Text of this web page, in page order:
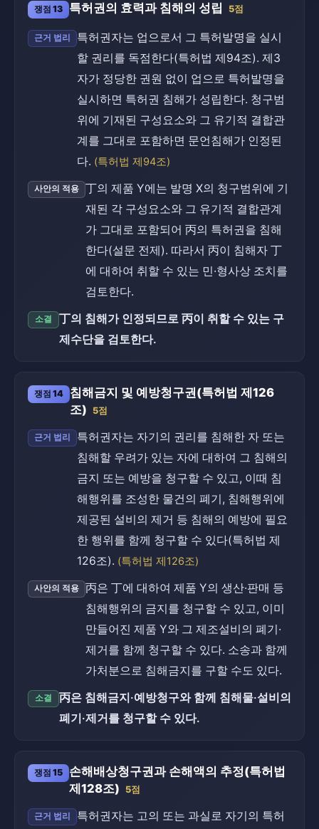
쟁점 13 특허권의 효력과 침해의 성립 5점
근거 법리
특허권자는 업으로서 그 특허발명을 실시
할 권리를 독점한다(특허법 제94조). 제3
자가 정당한 권원 없이 업으로 특허발명을
실시하면 특허권 침해가 성립한다. 청구범
위에 기재된 구성요소와 그 유기적 결합관
계를 그대로 포함하면 문언침해가 인정된
다. (특허법 제94조)
사안의 적용
丁의 제품 Y에는 발명 X의 청구범위에 기
재된 각 구성요소와 그 유기적 결합관계
가 그대로 포함되어 丙의 특허권을 침해
한다(설문 전제). 따라서 丙이 침해자 丁
에 대하여 취할 수 있는 민·형사상 조치를
검토한다.
소결
丁의 침해가 인정되므로 丙이 취할 수 있는 구
제수단을 검토한다.
쟁점 14
침해금지 및 예방청구권(특허법 제126
조) 5점
근거 법리
특허권자는 자기의 권리를 침해한 자 또는
침해할 우려가 있는 자에 대하여 그 침해의
금지 또는 예방을 청구할 수 있고, 이때 침
해행위를 조성한 물건의 폐기, 침해행위에
제공된 설비의 제거 등 침해의 예방에 필요
한 행위를 함께 청구할 수 있다(특허법 제
126조). (특허법 제126조)
사안의 적용
丙은 丁에 대하여 제품 Y의 생산·판매 등
침해행위의 금지를 청구할 수 있고, 이미
만들어진 제품 Y와 그 제조설비의 폐기·
제거를 함께 청구할 수 있다. 소송과 함께
가처분으로 침해금지를 구할 수도 있다.
소결
丙은 침해금지·예방청구와 함께 침해물·설비의
폐기·제거를 청구할 수 있다.
쟁점 15
손해배상청구권과 손해액의 추정(특허법
제128조) 5점
근거 법리
특허권자는 고의 또는 과실로 자기의 특허